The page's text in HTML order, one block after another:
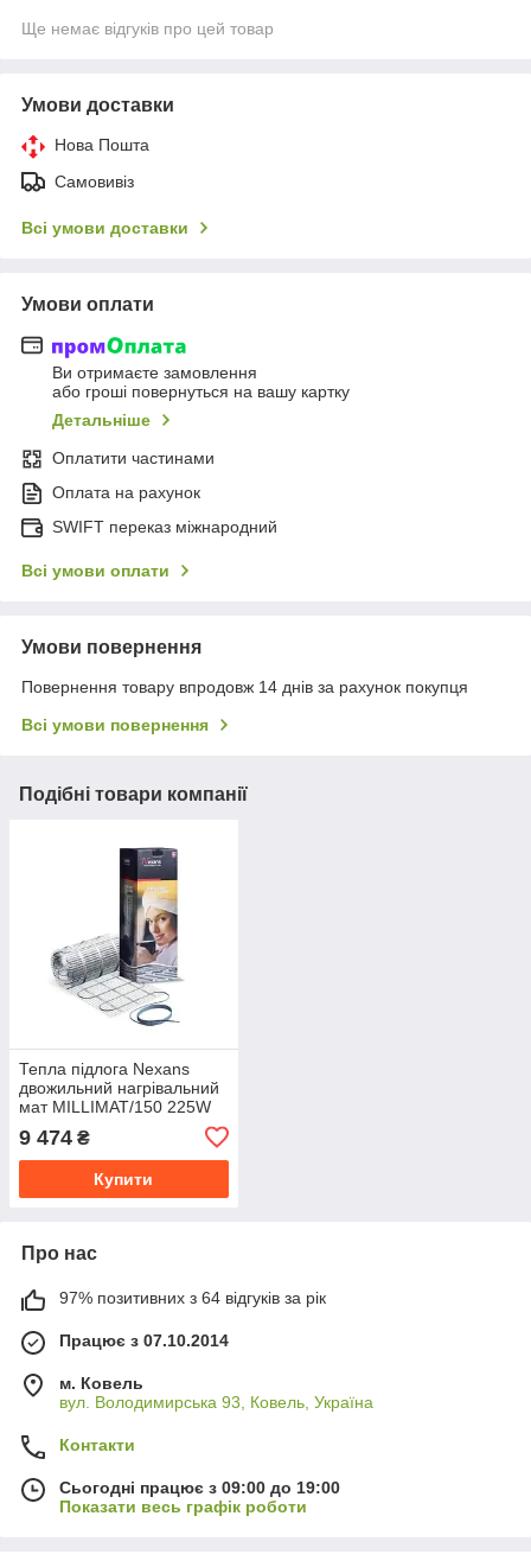
Ще немає відгуків про цей товар
Умови доставки
Нова Пошта
Самовивіз
Всі умови доставки
Умови оплати
Ви отримаєте замовлення
або гроші повернуться на вашу картку
Детальніше
Оплатити частинами
Оплата на рахунок
SWIFT переказ міжнародний
Всі умови оплати
Умови повернення
Повернення товару впродовж 14 днів за рахунок покупця
Всі умови повернення
Подібні товари компанії
Тепла підлога Nexans
двожильний нагрівальний
мат MILLIMAT/150 225W
9 474 ₴
Купити
Про нас
97% позитивних з 64 відгуків за рік
Працює з 07.10.2014
м. Ковель
вул. Володимирська 93, Ковель, Україна
Контакти
Сьогодні працює з 09:00 до 19:00
Показати весь графік роботи